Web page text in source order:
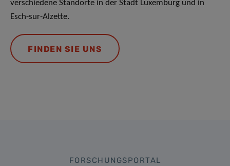
verschiedene Standorte in der Stadt Luxemburg und in
Esch-sur-Alzette.
FINDEN SIE UNS
FORSCHUNGSPORTAL